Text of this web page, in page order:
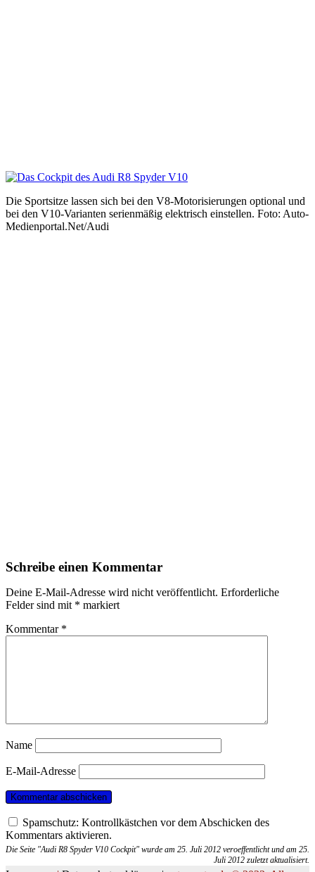
Die Sportsitze lassen sich bei den V8-Motorisierungen optional und
bei den V10-Varianten serienmäßig elektrisch einstellen. Foto: Auto-
Medienportal.Net/Audi
Schreibe einen Kommentar
Deine E-Mail-Adresse wird nicht veröffentlicht. Erforderliche
Felder sind mit * markiert
Kommentar *
Name
E-Mail-Adresse
Spamschutz: Kontrollkästchen vor dem Abschicken des
Kommentars aktivieren.
Die Seite "Audi R8 Spyder V10 Cockpit" wurde am 25. Juli 2012 veroeffentlicht und am 25.
Juli 2012 zuletzt aktualisiert.